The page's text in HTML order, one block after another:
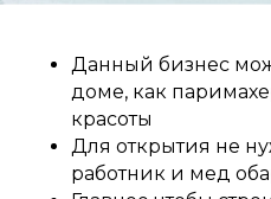
Данный бизнес
доме, как
красоты
Для открытия не
работник и мед